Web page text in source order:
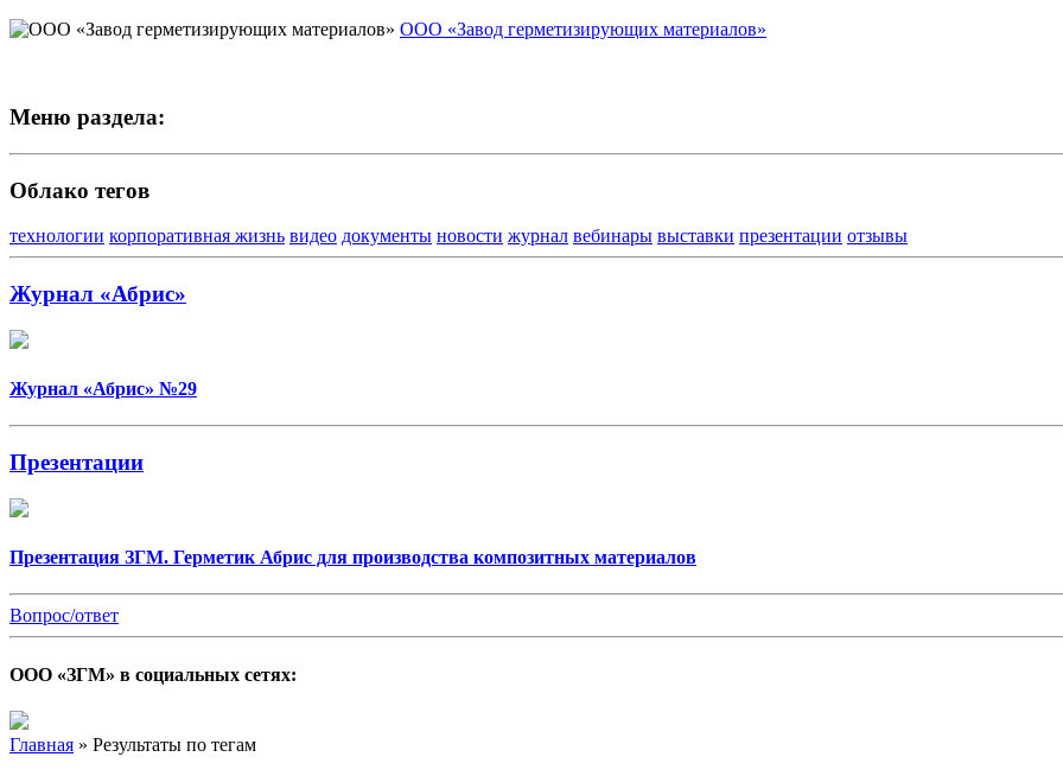
ООО «Завод герметизирующих материалов»
Меню раздела:
Облако тегов
технологии корпоративная жизнь видео документы новости журнал вебинары выставки презентации отзывы
Журнал «Абрис»
Журнал «Абрис» №29
Презентации
Презентация ЗГМ. Герметик Абрис для производства композитных материалов
Вопрос/ответ
ООО «ЗГМ» в социальных сетях:
Главная » Результаты по тегам